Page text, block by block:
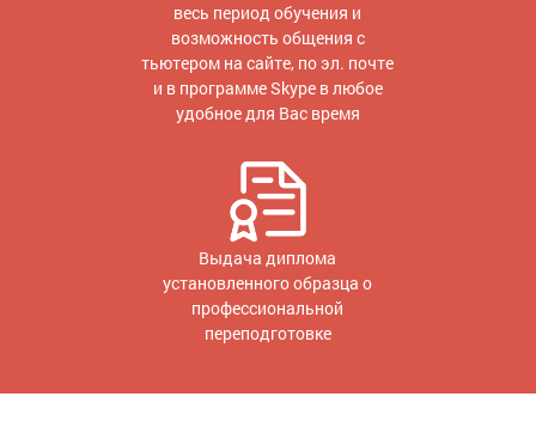
весь период обучения и
возможность общения с
тьютером на сайте, по эл. почте
и в программе Skype в любое
удобное для Вас время
Выдача диплома
установленного образца о
профессиональной
переподготовке